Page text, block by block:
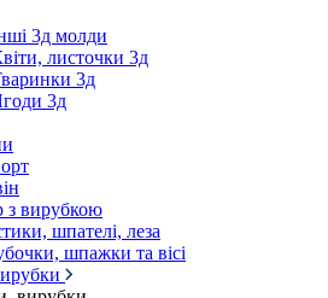
3д молди
листочки 3д
3д
3д
з вирубкою
шпателі, леза
шпажки та вісі